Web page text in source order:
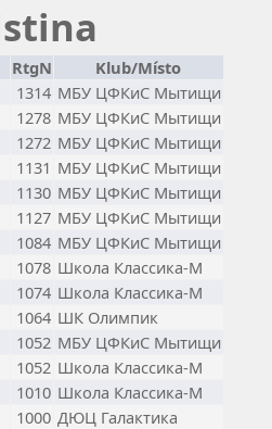
RtgN
Klub/Místo
1314 МБУ ЦФКиС Мытищи
1278 МБУ ЦФКиС Мытищи
1272 МБУ ЦФКиС Мытищи
1131 МБУ ЦФКиС Мытищи
1130 МБУ ЦФКиС Мытищи
1127 МБУ ЦФКиС Мытищи
1084 МБУ ЦФКиС Мытищи
1078 Школа Классика-М
1074 Школа Классика-М
1064 ШК Олимпик
1052 МБУ ЦФКиС Мытищи
1052 Школа Классика-М
1010 Школа Классика-М
1000 ДЮЦ Галактика